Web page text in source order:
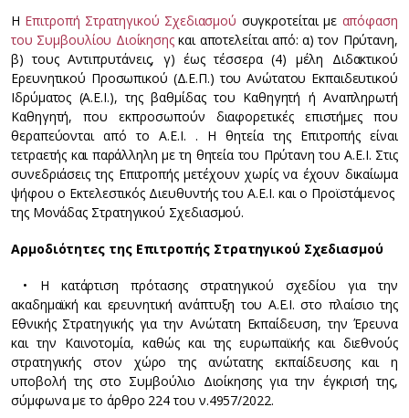
Η Eπιτροπή Στρατηγικού Σχεδιασμού συγκροτείται με απόφαση
του Συμβουλίου Διοίκησης και αποτελείται από: α) τον Πρύτανη,
β) τους Αντιπρυτάνεις, γ) έως τέσσερα (4) μέλη Διδακτικού
Ερευνητικού Προσωπικού (Δ.Ε.Π.) του Ανώτατου Εκπαιδευτικού
Ιδρύματος (Α.Ε.Ι.), της βαθμίδας του Καθηγητή ή Αναπληρωτή
Καθηγητή, που εκπροσωπούν διαφορετικές επιστήμες που
θεραπεύονται από το Α.Ε.Ι. . Η θητεία της Επιτροπής είναι
τετραετής και παράλληλη με τη θητεία του Πρύτανη του Α.Ε.Ι. Στις
συνεδριάσεις της Επιτροπής μετέχουν χωρίς να έχουν δικαίωμα
ψήφου ο Εκτελεστικός Διευθυντής του Α.Ε.Ι. και ο Προϊστάμενος
της Μονάδας Στρατηγικού Σχεδιασμού.
Αρμοδιότητες της Επιτροπής Στρατηγικού Σχεδιασμού
• Η κατάρτιση πρότασης στρατηγικού σχεδίου για την
ακαδημαϊκή και ερευνητική ανάπτυξη του Α.Ε.Ι. στο πλαίσιο της
Εθνικής Στρατηγικής για την Ανώτατη Εκπαίδευση, την Έρευνα
και την Καινοτομία, καθώς και της ευρωπαϊκής και διεθνούς
στρατηγικής στον χώρο της ανώτατης εκπαίδευσης και η
υποβολή της στο Συμβούλιο Διοίκησης για την έγκρισή της,
σύμφωνα με το άρθρο 224 του ν.4957/2022.